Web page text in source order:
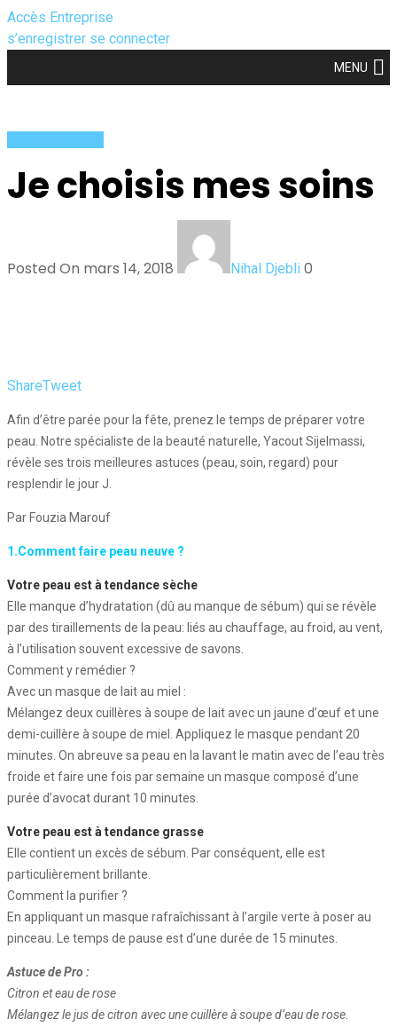
Accès Entreprise
s’enregistrer se connecter
MENU
Je choisis mes soins
Posted On mars 14, 2018 Nihal Djebli 0
ShareTweet
Afin d’être parée pour la fête, prenez le temps de préparer votre
peau. Notre spécialiste de la beauté naturelle, Yacout Sijelmassi,
révèle ses trois meilleures astuces (peau, soin, regard) pour
resplendir le jour J.
Par Fouzia Marouf
1.Comment faire peau neuve ?
Votre peau est à tendance sèche
Elle manque d’hydratation (dû au manque de sébum) qui se révèle
par des tiraillements de la peau: liés au chauffage, au froid, au vent,
à l’utilisation souvent excessive de savons.
Comment y remédier ?
Avec un masque de lait au miel :
Mélangez deux cuillères à soupe de lait avec un jaune d’œuf et une
demi-cuillère à soupe de miel. Appliquez le masque pendant 20
minutes. On abreuve sa peau en la lavant le matin avec de l’eau très
froide et faire une fois par semaine un masque composé d’une
purée d’avocat durant 10 minutes.
Votre peau est à tendance grasse
Elle contient un excès de sébum. Par conséquent, elle est
particulièrement brillante.
Comment la purifier ?
En appliquant un masque rafraîchissant à l’argile verte à poser au
pinceau. Le temps de pause est d’une durée de 15 minutes.
Astuce de Pro :
Citron et eau de rose
Mélangez le jus de citron avec une cuillère à soupe d’eau de rose.